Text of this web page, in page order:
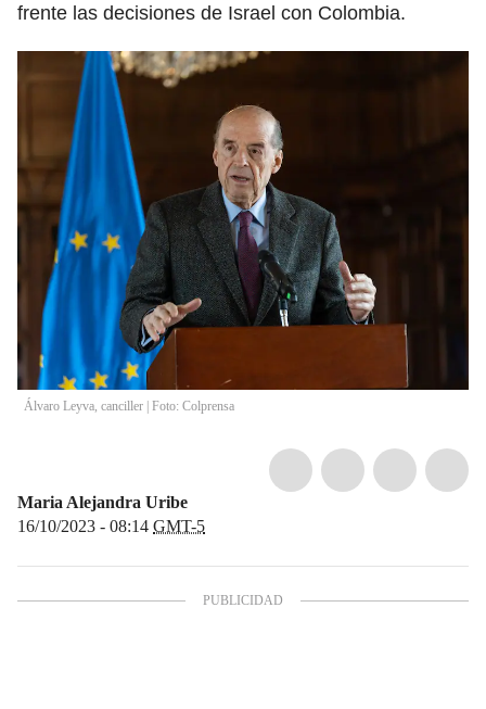
frente las decisiones de Israel con Colombia.
Álvaro Leyva, canciller | Foto: Colprensa
Maria Alejandra Uribe
16/10/2023 - 08:14 GMT-5